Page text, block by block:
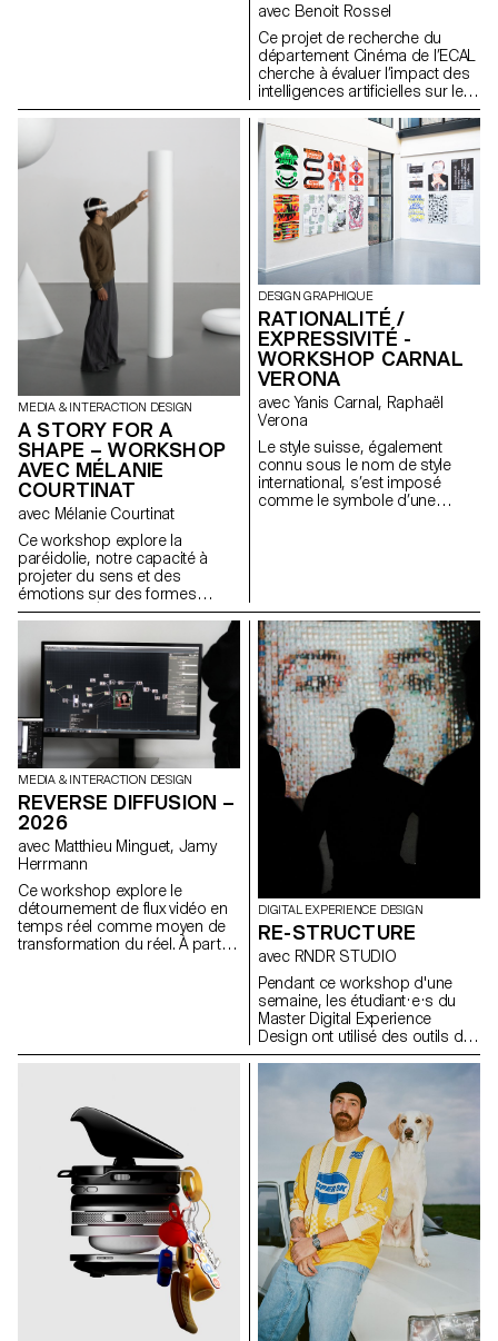
expressions d'attitude et de
avec Benoit Rossel
Ce projet de recherche du
département Cinéma de l’ECAL
cherche à évaluer l’impact des
intelligences artificielles sur le
cinéma et son enseignement.
MEDIA & INTERACTION DESIGN
A STORY FOR A
SHAPE – WORKSHOP
AVEC MÉLANIE
COURTINAT
avec Mélanie Courtinat
Ce workshop explore la
paréidolie, notre capacité à
projeter du sens et des
émotions sur des formes
abstraites. À partir d'une
sphère, cône...), matrice
fondamentale de tout univers
numérique, les étudiant·e·s en
binômes doivent concevoir une
expérience en réalité virtuelle.
En s'appuyant sur une
synchronisation précise entre
l'espace physique et un
environnement Unreal Engine,
le projet transforme ces objets
fixes en supports narratifs.
DESIGN GRAPHIQUE
RATIONALITÉ /
EXPRESSIVITÉ -
WORKSHOP CARNAL
VERONA
avec Yanis Carnal, Raphaël
Verona
Le style suisse, également
connu sous le nom de style
international, s’est imposé
comme le symbole d’une
t-il toujours la même
pertinence aujourd’hui ? Quelle
est son influence sur nos
imaginaires et sur notre
pratique ? La Suisse n’a-t-elle
pas d’autres facettes à travers
lesquelles communiquer et
quels pourraient être les
nouveaux langages graphiques
et typographiques pour les
représenter ?
MEDIA & INTERACTION DESIGN
REVERSE DIFFUSION –
2026
avec Matthieu Minguet, Jamy
Herrmann
Ce workshop explore le
détournement de flux vidéo en
temps réel comme moyen de
transformation du réel. À partir
modèles de diffusion exécutés
en local. Le flux vidéo est
première, permettant d’ouvrir
de nouvelles pistes de
perception et de transformation
DIGITAL EXPERIENCE DESIGN
RE-STRUCTURE
avec RNDR STUDIO
Pendant ce workshop d'une
semaine, les étudiant·e·s du
Master Digital Experience
Design ont utilisé des outils de
machine learning pour
musicaux en leurs éléments
constitutifs : scènes
segmentées, gestes détectés,
couleurs extraites, beats
analysés, stems audio
séparés, transformant des
objets audiovisuels linéaires en
jeux de données structurées.
Ces composants ont ensuite
été réinventés sous forme de
systèmes interactifs et non
linéaires : cartes explorables,
timelines génératives,
interfaces rythmiques et